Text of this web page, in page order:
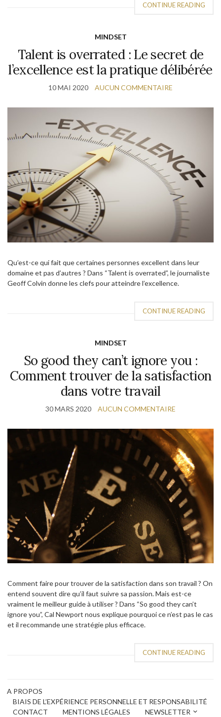
CONTINUE READING
MINDSET
Talent is overrated : Le secret de
l’excellence est la pratique délibérée
10 MAI 2020 AUCUN COMMENTAIRE
Qu’est-ce qui fait que certaines personnes excellent dans leur
domaine et pas d’autres ? Dans “Talent is overrated”, le journaliste
Geoff Colvin donne les clefs pour atteindre l’excellence.
CONTINUE READING
MINDSET
So good they can’t ignore you :
Comment trouver de la satisfaction
dans votre travail
30 MARS 2020 AUCUN COMMENTAIRE
Comment faire pour trouver de la satisfaction dans son travail ? On
entend souvent dire qu’il faut suivre sa passion. Mais est-ce
vraiment le meilleur guide à utiliser ? Dans “So good they can’t
ignore you”, Cal Newport nous explique pourquoi ce n’est pas le cas
et il recommande une stratégie plus efficace.
CONTINUE READING
A PROPOS
BIAIS DE L’EXPÉRIENCE PERSONNELLE ET RESPONSABILITÉ
CONTACT
MENTIONS LÉGALES NEWSLETTER